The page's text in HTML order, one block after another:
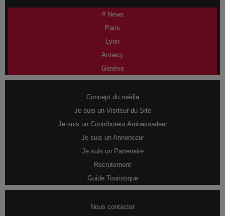
# News
Paris
Lyon
Annecy
Genève
Concept du média
Je suis un Visiteur du Site
Je suis un Contributeur Ambassadeur
Je suis un Annonceur
Je suis un Partenaire
Recrutement
Guide Touristique
Nous contacter